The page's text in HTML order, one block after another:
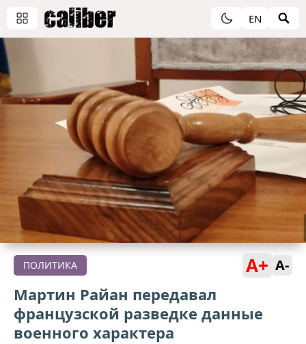
EN
ПОЛИТИКА A+ A-
Мартин Райан передавал
французской разведке данные
военного характера